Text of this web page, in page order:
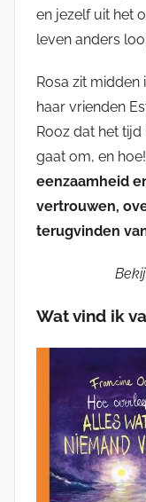
en jezelf uit het
leven anders
Rosa zit midden
haar vrienden
Rooz dat het
gaat om, en hoe!
eenzaamheid
vertrouwen,
terugvinden
Wat vind ik